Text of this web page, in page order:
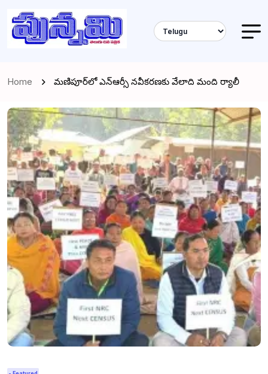
Home మణిపూర్‌లో ఎన్ఆర్సీ నవీకరణకు వేలాది మంది ర్యాలీ